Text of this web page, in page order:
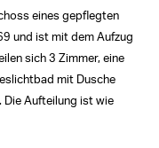
eines gepflegten
und ist mit dem Aufzug
sich 3 Zimmer, eine
mit Dusche
Die Aufteilung ist wie